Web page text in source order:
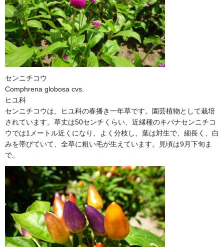
センニチコウ
Comphrena globosa cvs.
ヒユ科
センニチコウは、ヒユ科の春播き一年草です。園芸植物として栽培
されています。草丈は50センチくらい、近縁種のキバナセンニチコ
ウでは1メートル近くになり、よく分枝し、葉は対生で、細長く、白
みを帯びていて、全草に粗い毛が生えています。見頃は9月下旬ま
で。